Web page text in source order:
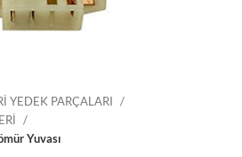
YEDEK PARÇALARI
Yuvası